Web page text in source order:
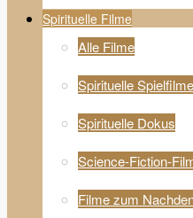
Spirituelle Filme
Alle Filme
Spirituelle Spielfilme
Spirituelle Dokus
Science-Fiction-
Filme zum